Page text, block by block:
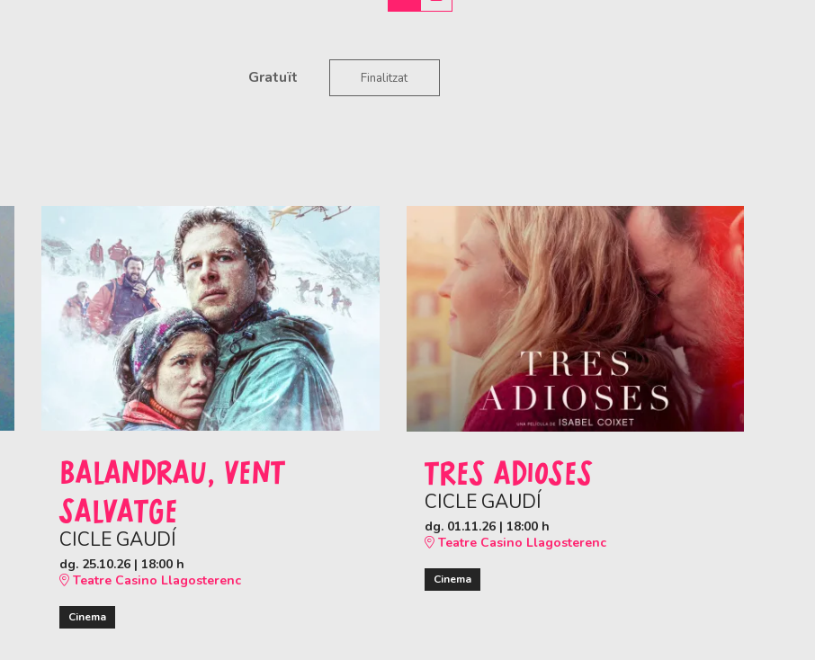
Gratuït Finalitzat
BALANDRAU, VENT
SALVATGE
CICLE GAUDÍ
dg. 25.10.26 | 18:00 h
Teatre Casino Llagosterenc
Cinema
TRES ADIOSES
CICLE GAUDÍ
dg. 01.11.26| 18:00 h
Teatre Casino Llagosterenc
Cinema